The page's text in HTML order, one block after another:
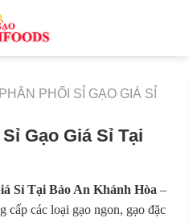
PHỐI SỈ GẠO GIÁ SỈ
Gạo Giá Sỉ Tại
Sỉ Tại Bảo An Khánh Hòa –
các loại gạo ngon, gạo đặc